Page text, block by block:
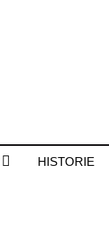
HISTORIE